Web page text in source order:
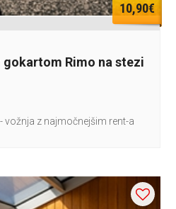
10,90€
Rimo na stezi
vožnja z najmočnejšim rent-a